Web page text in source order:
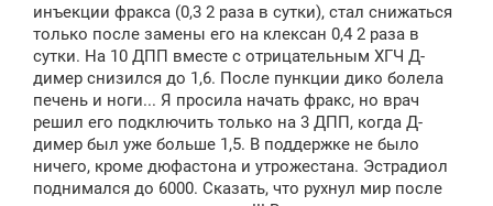
инъекции фракса (0,3 2 раза в сутки), стал снижаться
только после замены его на клексан 0,4 2 раза в
сутки. На 10 ДПП вместе с отрицательным ХГЧ Д-
димер снизился до 1,6. После пункции дико болела
печень и ноги... Я просила начать фракс, но врач
решил его подключить только на 3 ДПП, когда Д-
димер был уже больше 1,5. В поддержке не было
ничего, кроме дюфастона и утрожестана. Эстрадиол
поднимался до 6000. Сказать, что рухнул мир после